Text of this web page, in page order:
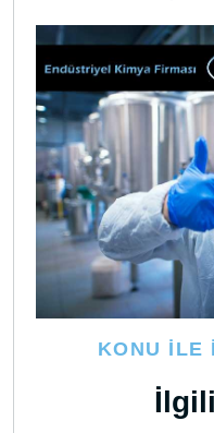
KONU İLE